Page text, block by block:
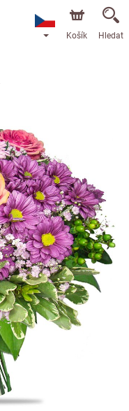
Košík Hledat